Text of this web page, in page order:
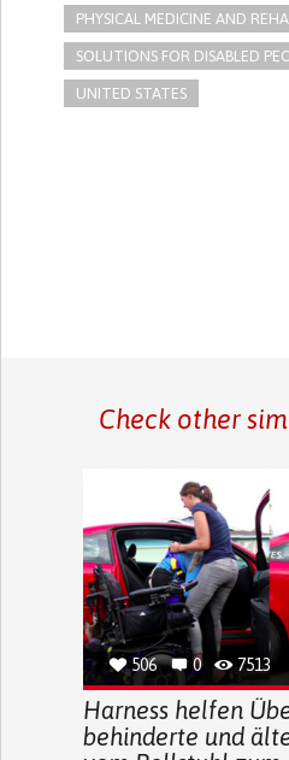
PHYSICAL MEDICINE AND
SOLUTIONS FOR DISABLED
UNITED STATES
Check other
506 0 7513
Harness helfen
behinderte und